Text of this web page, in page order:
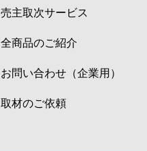
売主取次サービス
全商品のご紹介
お問い合わせ（企業用）
取材のご依頼